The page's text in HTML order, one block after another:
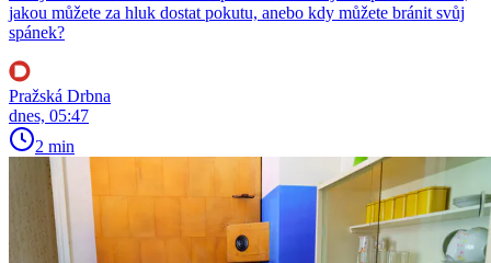
jakou můžete za hluk dostat pokutu, anebo kdy můžete bránit svůj
spánek?
Pražská Drbna
dnes, 05:47
2 min